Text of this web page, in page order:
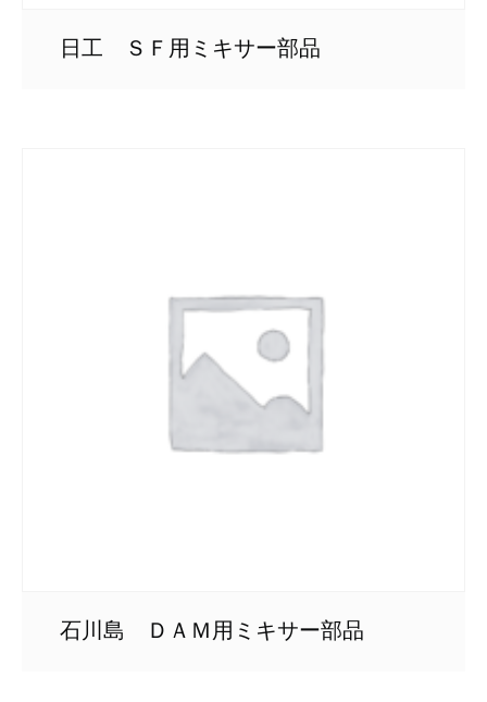
日工 ＳＦ用ミキサー部品
石川島 ＤＡＭ用ミキサー部品